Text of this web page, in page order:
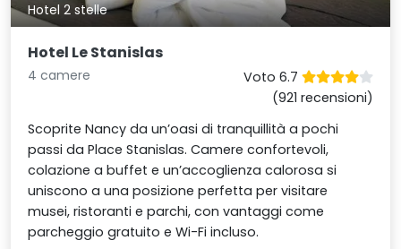
Hotel 2 stelle
Hotel Le Stanislas
4 camere
Voto 6.7
(921 recensioni)
Scoprite Nancy da un’oasi di tranquillità a pochi
passi da Place Stanislas. Camere confortevoli,
colazione a buffet e un’accoglienza calorosa si
uniscono a una posizione perfetta per visitare
musei, ristoranti e parchi, con vantaggi come
parcheggio gratuito e Wi-Fi incluso.